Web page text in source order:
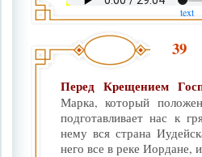
text
39
Перед Крещением
Марка, который
подготавливает нас к
нему вся страна
него все в реке Иордане,